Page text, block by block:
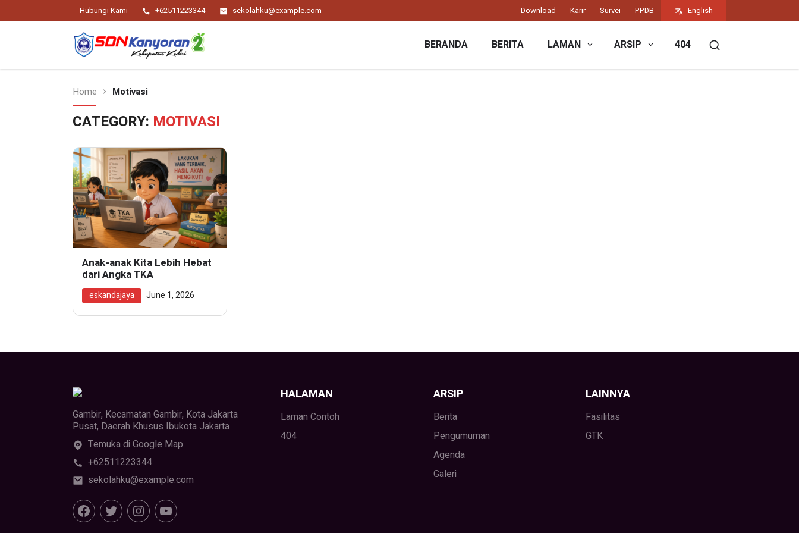
Hubungi Kami +62511223344 sekolahku@example.com Download Karir Survei PPDB English
SDN Kanyoran 2
Kec.Semen Kab.Kediri
Religius Berwawasan Berbudaya
BERANDA BERITA LAMAN ARSIP 404
Home Motivasi
CATEGORY: MOTIVASI
Anak-anak Kita Lebih Hebat
dari Angka TKA
eskandajaya June 1, 2026
Gambir, Kecamatan Gambir, Kota Jakarta
Pusat, Daerah Khusus Ibukota Jakarta
Temuka di Google Map
+62511223344
sekolahku@example.com
HALAMAN
Laman Contoh
404
ARSIP
Berita
Pengumuman
Agenda
Galeri
LAINNYA
Fasilitas
GTK